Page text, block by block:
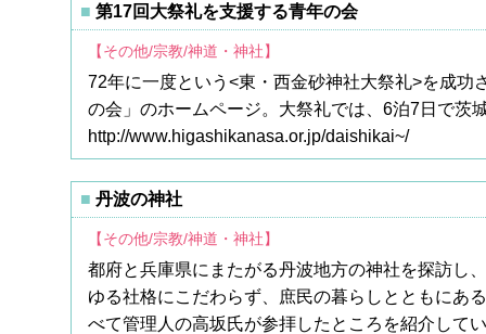
第17回大祭礼を支援する青年の会
【その他/宗教/神道・神社】
72年に一度という<東・西金砂神社大祭礼>を成
の会」のホームページ。大祭礼では、6泊7日で茨
http://www.higashikanasa.or.jp/daishikai~/
丹波の神社
【その他/宗教/神道・神社】
都府と兵庫県にまたがる丹波地方の神社を探訪し
ゆる社格にこだわらず、庶民の暮らしとともにあ
べて管理人の高坂氏が参拝したところを紹介して